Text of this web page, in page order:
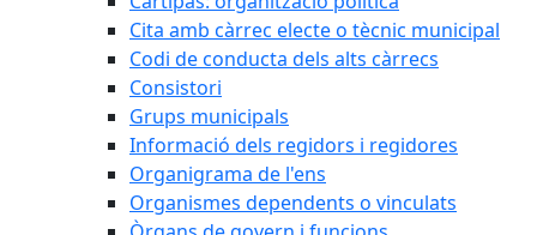
Cita amb càrrec electe o tècnic municipal
Codi de conducta dels alts càrrecs
Consistori
Grups municipals
Informació dels regidors i regidores
Organigrama de l'ens
Organismes dependents o vinculats